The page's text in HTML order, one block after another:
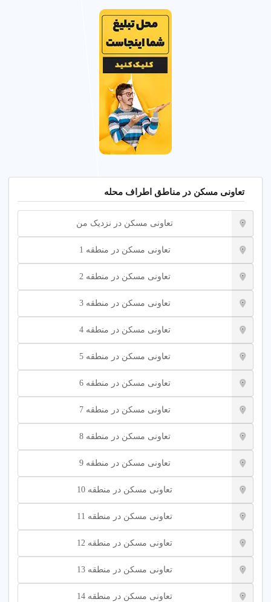
تعاونی مسکن در مناطق اطراف محله
تعاونی مسکن در نزدیک من
تعاونی مسکن در منطقه 1
تعاونی مسکن در منطقه 2
تعاونی مسکن در منطقه 3
تعاونی مسکن در منطقه 4
تعاونی مسکن در منطقه 5
تعاونی مسکن در منطقه 6
تعاونی مسکن در منطقه 7
تعاونی مسکن در منطقه 8
تعاونی مسکن در منطقه 9
تعاونی مسکن در منطقه 10
تعاونی مسکن در منطقه 11
تعاونی مسکن در منطقه 12
تعاونی مسکن در منطقه 13
تعاونی مسکن در منطقه 14